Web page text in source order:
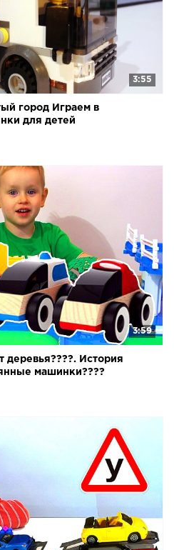
3:55
город Играем в
для детей
3:59
История
машинки????